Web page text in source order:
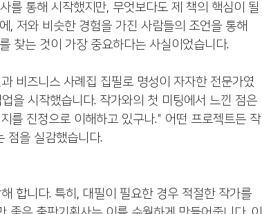
를 통해 시작했지만, 무엇보다도 제 책의 핵심이 될
, 저와 비슷한 경험을 가진 사람들의 조언을 통해
찾는 것이 가장 중요하다는 사실이었습니다.
비즈니스 사례집 집필로 명성이 자자한 전문가였
을 시작했습니다. 작가와의 첫 미팅에서 느낀 점은
를 진정으로 이해하고 있구나." 어떤 프로젝트든 작
점을 실감했습니다.
합니다. 특히, 대필이 필요한 경우 적절한 작가를